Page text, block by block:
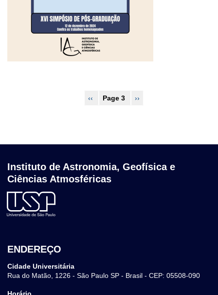
Previous
‹‹ Page 3
Next
››
Instituto de Astronomia, Geofísica e
Ciências Atmosféricas
ENDEREÇO
Cidade Universitária
Rua do Matão, 1226 - São Paulo SP - Brasil - CEP: 05508-090